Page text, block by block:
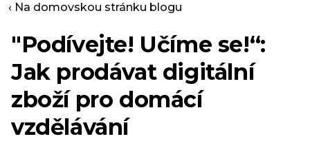
‹ Na domovskou stránku blogu
"Podívejte! Učíme se!“:
Jak prodávat digitální
zboží pro domácí
vzdělávání